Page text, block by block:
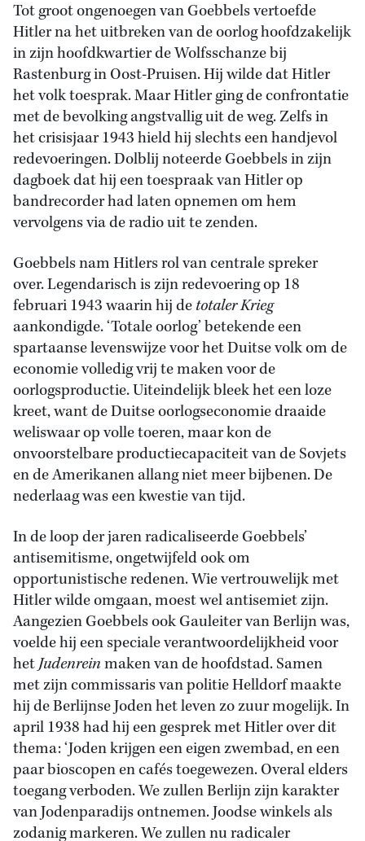
Tot groot ongenoegen van Goebbels vertoefde
Hitler na het uitbreken van de oorlog hoofdzakelijk
in zijn hoofdkwartier de Wolfsschanze bij
Rastenburg in Oost-Pruisen. Hij wilde dat Hitler
het volk toesprak. Maar Hitler ging de confrontatie
met de bevolking angstvallig uit de weg. Zelfs in
het crisisjaar 1943 hield hij slechts een handjevol
redevoeringen. Dolblij noteerde Goebbels in zijn
dagboek dat hij een toespraak van Hitler op
bandrecorder had laten opnemen om hem
vervolgens via de radio uit te zenden.
Goebbels nam Hitlers rol van centrale spreker
over. Legendarisch is zijn redevoering op 18
februari 1943 waarin hij detotaler Krieg
aankondigde. ‘Totale oorlog’ betekende een
spartaanse levenswijze voor het Duitse volk om de
economie volledig vrij te maken voor de
oorlogsproductie. Uiteindelijk bleek het een loze
kreet, want de Duitse oorlogseconomie draaide
weliswaar op volle toeren, maar kon de
onvoorstelbare productiecapaciteit van de Sovjets
en de Amerikanen allang niet meer bijbenen. De
nederlaag was een kwestie van tijd.
In de loop der jaren radicaliseerde Goebbels’
antisemitisme, ongetwijfeld ook om
opportunistische redenen. Wie vertrouwelijk met
Hitler wilde omgaan, moest wel antisemiet zijn.
Aangezien Goebbels ook Gauleiter van Berlijn was,
voelde hij een speciale verantwoordelijkheid voor
hetJudenreinmaken van de hoofdstad. Samen
met zijn commissaris van politie Helldorf maakte
hij de Berlijnse Joden het leven zo zuur mogelijk. In
april 1938 had hij een gesprek met Hitler over dit
thema: ‘Joden krijgen een eigen zwembad, en een
paar bioscopen en cafés toegewezen. Overal elders
toegang verboden. We zullen Berlijn zijn karakter
van Jodenparadijs ontnemen. Joodse winkels als
zodanig markeren. We zullen nu radicaler